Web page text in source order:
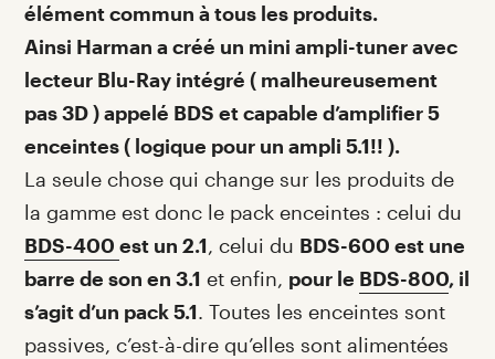
élément commun à tous les produits.
Ainsi Harman a créé un mini ampli-tuner avec
lecteur Blu-Ray intégré ( malheureusement
pas 3D ) appelé BDS et capable d’amplifier 5
enceintes ( logique pour un ampli 5.1!! ).
La seule chose qui change sur les produits de
la gamme est donc le pack enceintes : celui du
BDS-400 est un 2.1, celui du BDS-600 est une
barre de son en 3.1 et enfin, pour le BDS-800, il
s’agit d’un pack 5.1. Toutes les enceintes sont
passives, c’est-à-dire qu’elles sont alimentées